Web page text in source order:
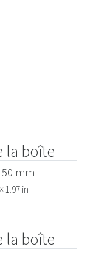
la boîte
50 mm
1.97 in
la boîte